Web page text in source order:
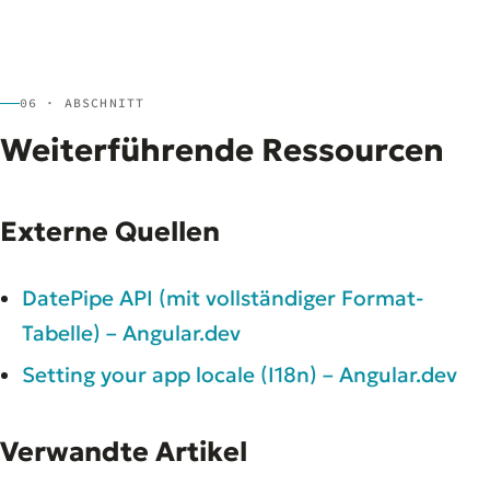
06 · ABSCHNITT
Weiterführende Ressourcen
Externe Quellen
DatePipe API (mit vollständiger Format-
Tabelle) – Angular.dev
Setting your app locale (I18n) – Angular.dev
Verwandte Artikel